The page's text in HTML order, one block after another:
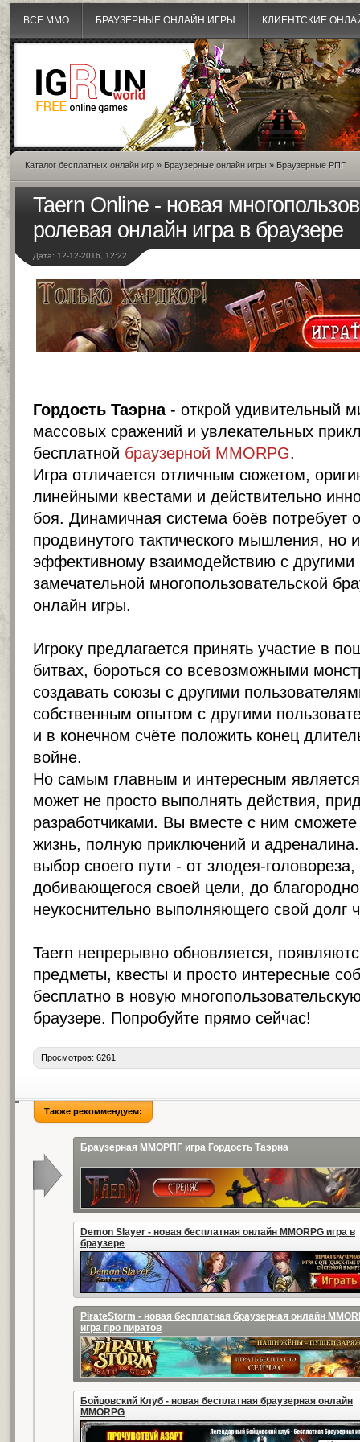
ВСЕ MMO БРАУЗЕРНЫЕ ОНЛАЙН ИГРЫ КЛИЕНТСКИЕ
Каталог бесплатных онлайн игр » Браузерные онлайн игры » Браузерные РПГ
Taern Online - новая
ролевая онлайн игра в браузере
Дата: 12-12-2016, 12:22
Гордость Таэрна- открой удивительный
массовых сражений и увлекательных
бесплатной браузерной MMORPG.
Игра отличается отличным сюжетом,
линейными квестами и действительно
боя. Динамичная система боёв потребует
продвинутого тактического мышления, но
эффективному взаимодействию с другими
замечательной многопользовательской
онлайн игры.
Игроку предлагается принять участие в
битвах, бороться со всевозможными
создавать союзы с другими
собственным опытом с другими
и в конечном счёте положить конец
войне.
Но самым главным и интересным
может не просто выполнять действия,
разработчиками. Вы вместе с ним
жизнь, полную приключений и
выбор своего пути - от злодея-
добивающегося своей цели, до
неукоснительно выполняющего свой долг
Taern непрерывно обновляется,
предметы, квесты и просто интересные
бесплатно в новую
браузере. Попробуйте прямо сейчас!
Просмотров: 6261
Также рекоммендуем:
Браузерная ММОРПГ игра Гордость Таэрна
Demon Slayer - новая бесплатная онлайн MMORPG игра в
браузере
PirateStorm - новая бесплатная браузерная онлайн
игра про пиратов
Бойцовский Клуб - новая бесплатная браузерная онлайн
MMORPG